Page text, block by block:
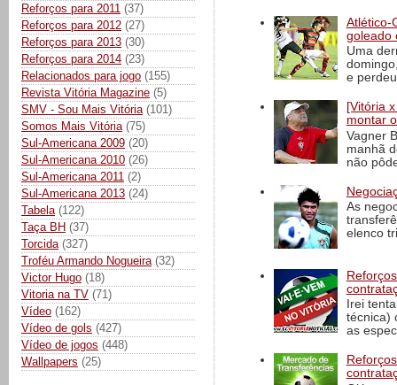
Reforços para 2011 (37)
Reforços para 2012 (27)
Reforços para 2013 (30)
Reforços para 2014 (23)
Relacionados para jogo (155)
Revista Vitória Magazine (5)
SMV - Sou Mais Vitória (101)
Somos Mais Vitória (75)
Sul-Americana 2009 (20)
Sul-Americana 2010 (26)
Sul-Americana 2011 (2)
Sul-Americana 2013 (24)
Tabela (122)
Taça BH (37)
Torcida (327)
Troféu Armando Nogueira (32)
Victor Hugo (18)
Vitoria na TV (71)
Vídeo (162)
Vídeo de gols (427)
Vídeo de jogos (448)
Wallpapers (25)
Atlético-
goleado
Uma
e
[Vitória
montar
Vagner
manhã
não
As
elenco
Irei
técnica)
as